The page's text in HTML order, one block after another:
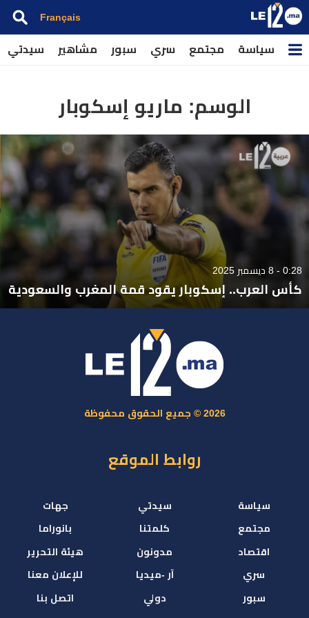
Français
سياسة مجتمع سري سبور مشاهير سيدتي
الوسم: ماريو إسكوبار
0:28 - 8 ديسمبر 2025
كأس العرب.. إسكوبار يقود قمة المغرب والسعودية
2026 © جميع الحقوق محفوظة
روابط الموقع
سياسة
مجتمع
اقتصاد
سري
سبور
سيدتي
كلمتنا
مدونون
آر -ميديا
دولي
جهات
بانوراما
هيئة التحرير
للإعلان معنا
اتصل بنا